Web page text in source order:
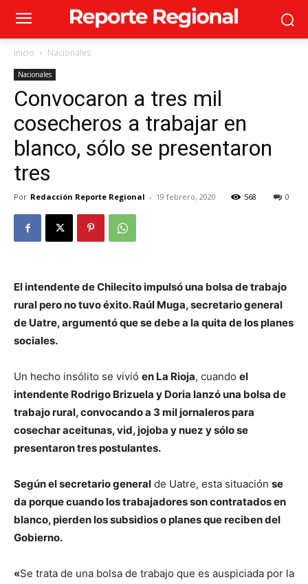
Inicio Nacionales
Nacionales
Convocaron a tres mil
cosecheros a trabajar en
blanco, sólo se presentaron
tres
Por Redacción Reporte Regional - 19 febrero, 2020 568 0
El intendente de Chilecito impulsó una bolsa de trabajo
rural pero no tuvo éxito. Raúl Muga, secretario general
de Uatre, argumentó que se debe a la quita de los planes
sociales.
Un hecho insólito se vivió en La Rioja, cuando el
intendente Rodrigo Brizuela y Doria lanzó una bolsa de
trabajo rural, convocando a 3 mil jornaleros para
cosechar aceitunas, vid, jojoba y nuez y sólo se
presentaron tres postulantes.
Según el secretario general de Uatre, esta situación se
da porque cuando los trabajadores son contratados en
blanco, pierden los subsidios o planes que reciben del
Gobierno.
«Se trata de una bolsa de trabajo que es auspiciada por la